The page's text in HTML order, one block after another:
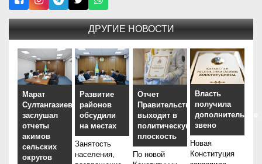
ДРУГИЕ НОВОСТИ
Марат
Султангазиев
заслушал
отчеты
акимов
сельских
округов
Развитие
районов
обсудили
на местах
Занятость
населения,
Отчет
Правительства
выходит в
политическую
плоскость
По новой
Власть
получила
дополнительное
звено
Новая
Конституция